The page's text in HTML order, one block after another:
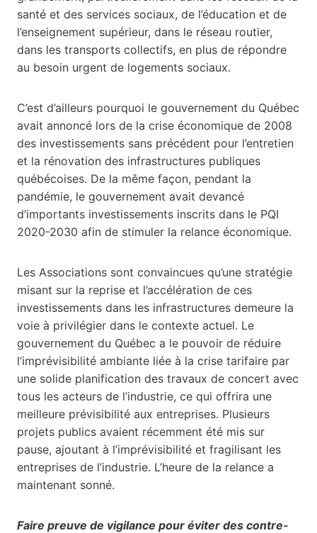
santé et des services sociaux, de l’éducation et de
l’enseignement supérieur, dans le réseau routier,
dans les transports collectifs, en plus de répondre
au besoin urgent de logements sociaux.
C’est d’ailleurs pourquoi le gouvernement du Québec
avait annoncé lors de la crise économique de 2008
des investissements sans précédent pour l’entretien
et la rénovation des infrastructures publiques
québécoises. De la même façon, pendant la
pandémie, le gouvernement avait devancé
d’importants investissements inscrits dans le PQI
2020-2030 afin de stimuler la relance économique.
Les Associations sont convaincues qu’une stratégie
misant sur la reprise et l’accélération de ces
investissements dans les infrastructures demeure la
voie à privilégier dans le contexte actuel. Le
gouvernement du Québec a le pouvoir de réduire
l’imprévisibilité ambiante liée à la crise tarifaire par
une solide planification des travaux de concert avec
tous les acteurs de l’industrie, ce qui offrira une
meilleure prévisibilité aux entreprises. Plusieurs
projets publics avaient récemment été mis sur
pause, ajoutant à l’imprévisibilité et fragilisant les
entreprises de l’industrie. L’heure de la relance a
maintenant sonné.
Faire preuve de vigilance pour éviter des contre-